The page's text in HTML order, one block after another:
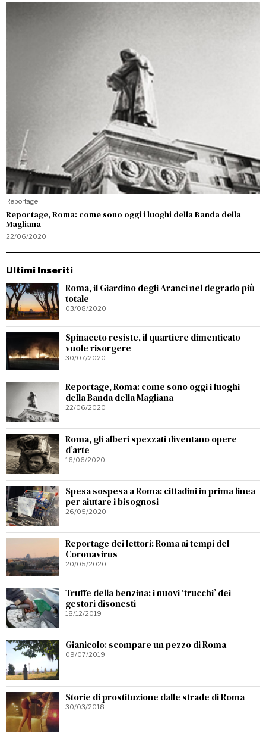
Reportage
Reportage, Roma: come sono oggi i luoghi della Banda della
Magliana
22/06/2020
Ultimi Inseriti
Roma, il Giardino degli Aranci nel degrado più
totale
03/08/2020
Spinaceto resiste, il quartiere dimenticato
vuole risorgere
30/07/2020
Reportage, Roma: come sono oggi i luoghi
della Banda della Magliana
22/06/2020
Roma, gli alberi spezzati diventano opere
d’arte
16/06/2020
Spesa sospesa a Roma: cittadini in prima linea
per aiutare i bisognosi
26/05/2020
Reportage dei lettori: Roma ai tempi del
Coronavirus
20/05/2020
Truffe della benzina: i nuovi ‘trucchi’ dei
gestori disonesti
18/12/2019
Gianicolo: scompare un pezzo di Roma
09/07/2019
Storie di prostituzione dalle strade di Roma
30/03/2018